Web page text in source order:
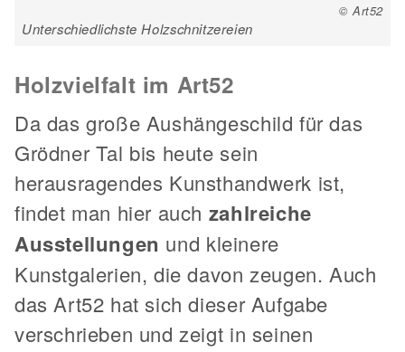
© Art52
Unterschiedlichste Holzschnitzereien
Holzvielfalt im Art52
Da das große Aushängeschild für das
Grödner Tal bis heute sein
herausragendes Kunsthandwerk ist,
findet man hier auch zahlreiche
Ausstellungen und kleinere
Kunstgalerien, die davon zeugen. Auch
das Art52 hat sich dieser Aufgabe
verschrieben und zeigt in seinen